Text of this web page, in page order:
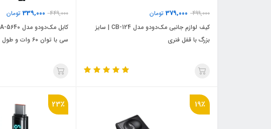
499,000
379,000 تومان
کیف لوازم جانبی مک‌دودو مدل CB-124 | سایز
بزرگ با قفل فنری
449,000
339,000 تومان
سی با توان ۶۰ وات و طول ۲۰ سانتی‌متر
19٪ 23٪